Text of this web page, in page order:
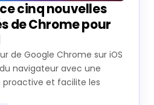
cinq nouvelles
de Chrome pour
de Google Chrome sur iOS
navigateur avec une
proactive et facilite les